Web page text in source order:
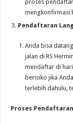
proses
mengkonfirmasi
Pendaftaran
Anda bisa
jalan di RS
mendaftar di
berisiko jika
terlebih dahulu,
Proses